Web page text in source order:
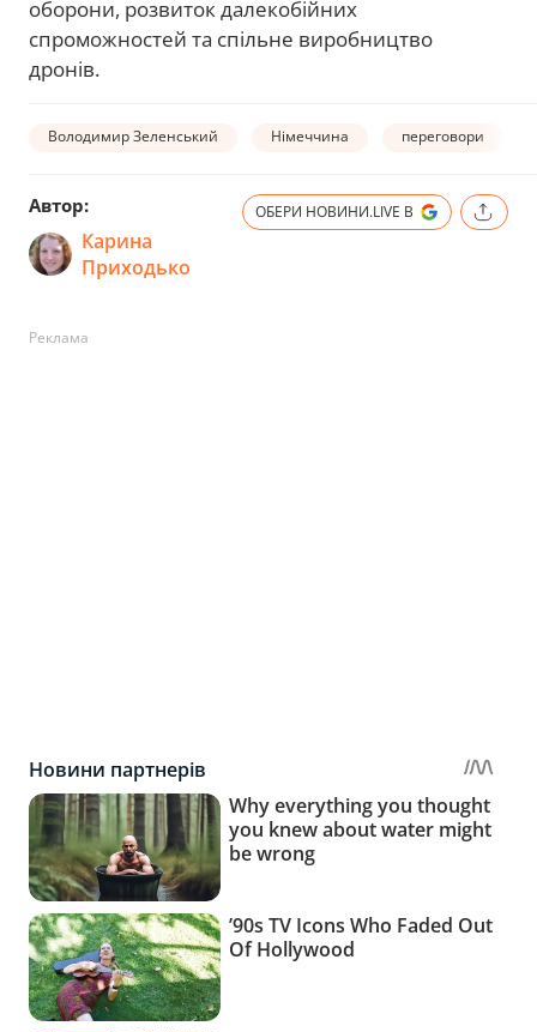
оборони, розвиток далекобійних
спроможностей та спільне виробництво
дронів.
Володимир Зеленський Німеччина переговори
Автор:
Карина
Приходько
ОБЕРИ НОВИНИ.LIVE В
Реклама